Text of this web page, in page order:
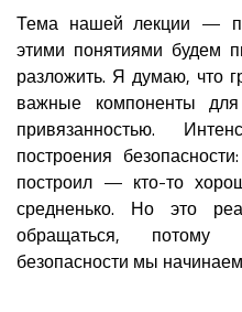
Тема нашей лекции —
этими понятиями будем
разложить. Я думаю, что
важные компоненты
привязанностью.
построения
построил — кто-то
средненько. Но это
обращаться, потому
безопасности мы